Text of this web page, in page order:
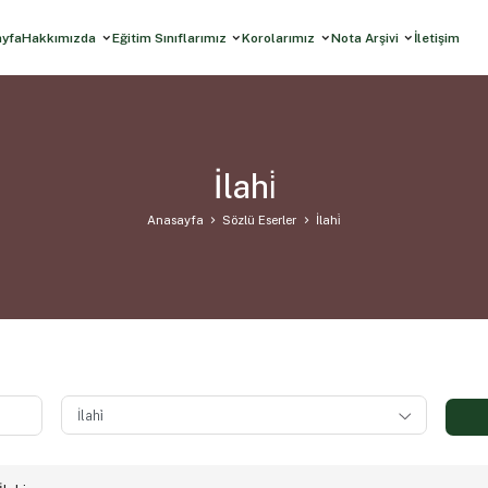
Hakkımızda Eğitim Sınıflarımız Korolarımız Nota Arşivi İletişim
İlahi̇
Anasayfa Sözlü Eserler İlahi̇